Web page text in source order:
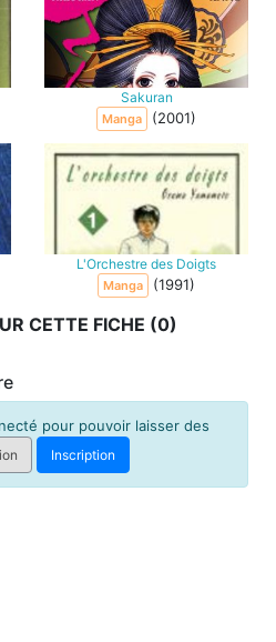
Sakuran
Manga (2001)
L'Orchestre des Doigts
Manga (1991)
CETTE FICHE (0)
pour pouvoir laisser des
Inscription